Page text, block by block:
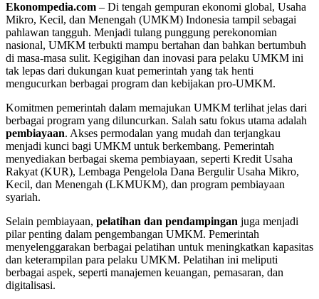
Ekonompedia.com – Di tengah gempuran ekonomi global, Usaha
Mikro, Kecil, dan Menengah (UMKM) Indonesia tampil sebagai
pahlawan tangguh. Menjadi tulang punggung perekonomian
nasional, UMKM terbukti mampu bertahan dan bahkan bertumbuh
di masa-masa sulit. Kegigihan dan inovasi para pelaku UMKM ini
tak lepas dari dukungan kuat pemerintah yang tak henti
mengucurkan berbagai program dan kebijakan pro-UMKM.
Komitmen pemerintah dalam memajukan UMKM terlihat jelas dari
berbagai program yang diluncurkan. Salah satu fokus utama adalah
pembiayaan. Akses permodalan yang mudah dan terjangkau
menjadi kunci bagi UMKM untuk berkembang. Pemerintah
menyediakan berbagai skema pembiayaan, seperti Kredit Usaha
Rakyat (KUR), Lembaga Pengelola Dana Bergulir Usaha Mikro,
Kecil, dan Menengah (LKMUKM), dan program pembiayaan
syariah.
Selain pembiayaan, pelatihan dan pendampingan juga menjadi
pilar penting dalam pengembangan UMKM. Pemerintah
menyelenggarakan berbagai pelatihan untuk meningkatkan kapasitas
dan keterampilan para pelaku UMKM. Pelatihan ini meliputi
berbagai aspek, seperti manajemen keuangan, pemasaran, dan
digitalisasi.